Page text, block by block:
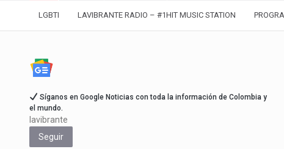
LGBTI LAVIBRANTE RADIO – #1HIT MUSIC STATION
Síganos en Google Noticias con toda la información de Colombia y
el mundo.
lavibrante
Seguir